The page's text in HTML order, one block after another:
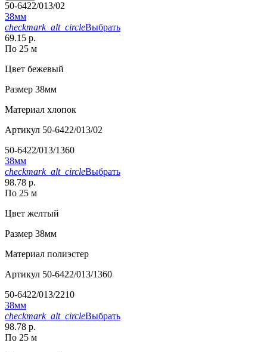
50-6422/013/02
38мм
checkmark_alt_circleВыбрать
69.15 р.
По 25 м
Цвет бежевый
Размер 38мм
Материал хлопок
Артикул 50-6422/013/02
50-6422/013/1360
38мм
checkmark_alt_circleВыбрать
98.78 р.
По 25 м
Цвет желтый
Размер 38мм
Материал полиэстер
Артикул 50-6422/013/1360
50-6422/013/2210
38мм
checkmark_alt_circleВыбрать
98.78 р.
По 25 м